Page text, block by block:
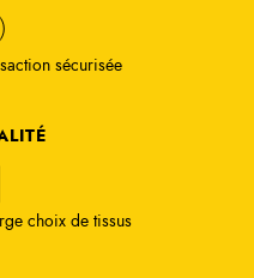
sécurisée
choix de tissus